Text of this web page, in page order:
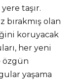
taşır.
bırakmış olan
koruyacak
her yeni
özgün
yaşama